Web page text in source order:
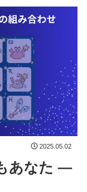
2025.05.02
あなた ―